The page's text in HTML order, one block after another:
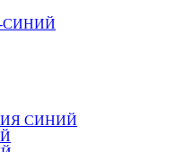
СИНИЙ
СИНИЙ